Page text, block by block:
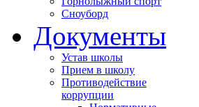
Сноуборд
Документы
Устав школы
Прием в школу
Противодействие
коррупции